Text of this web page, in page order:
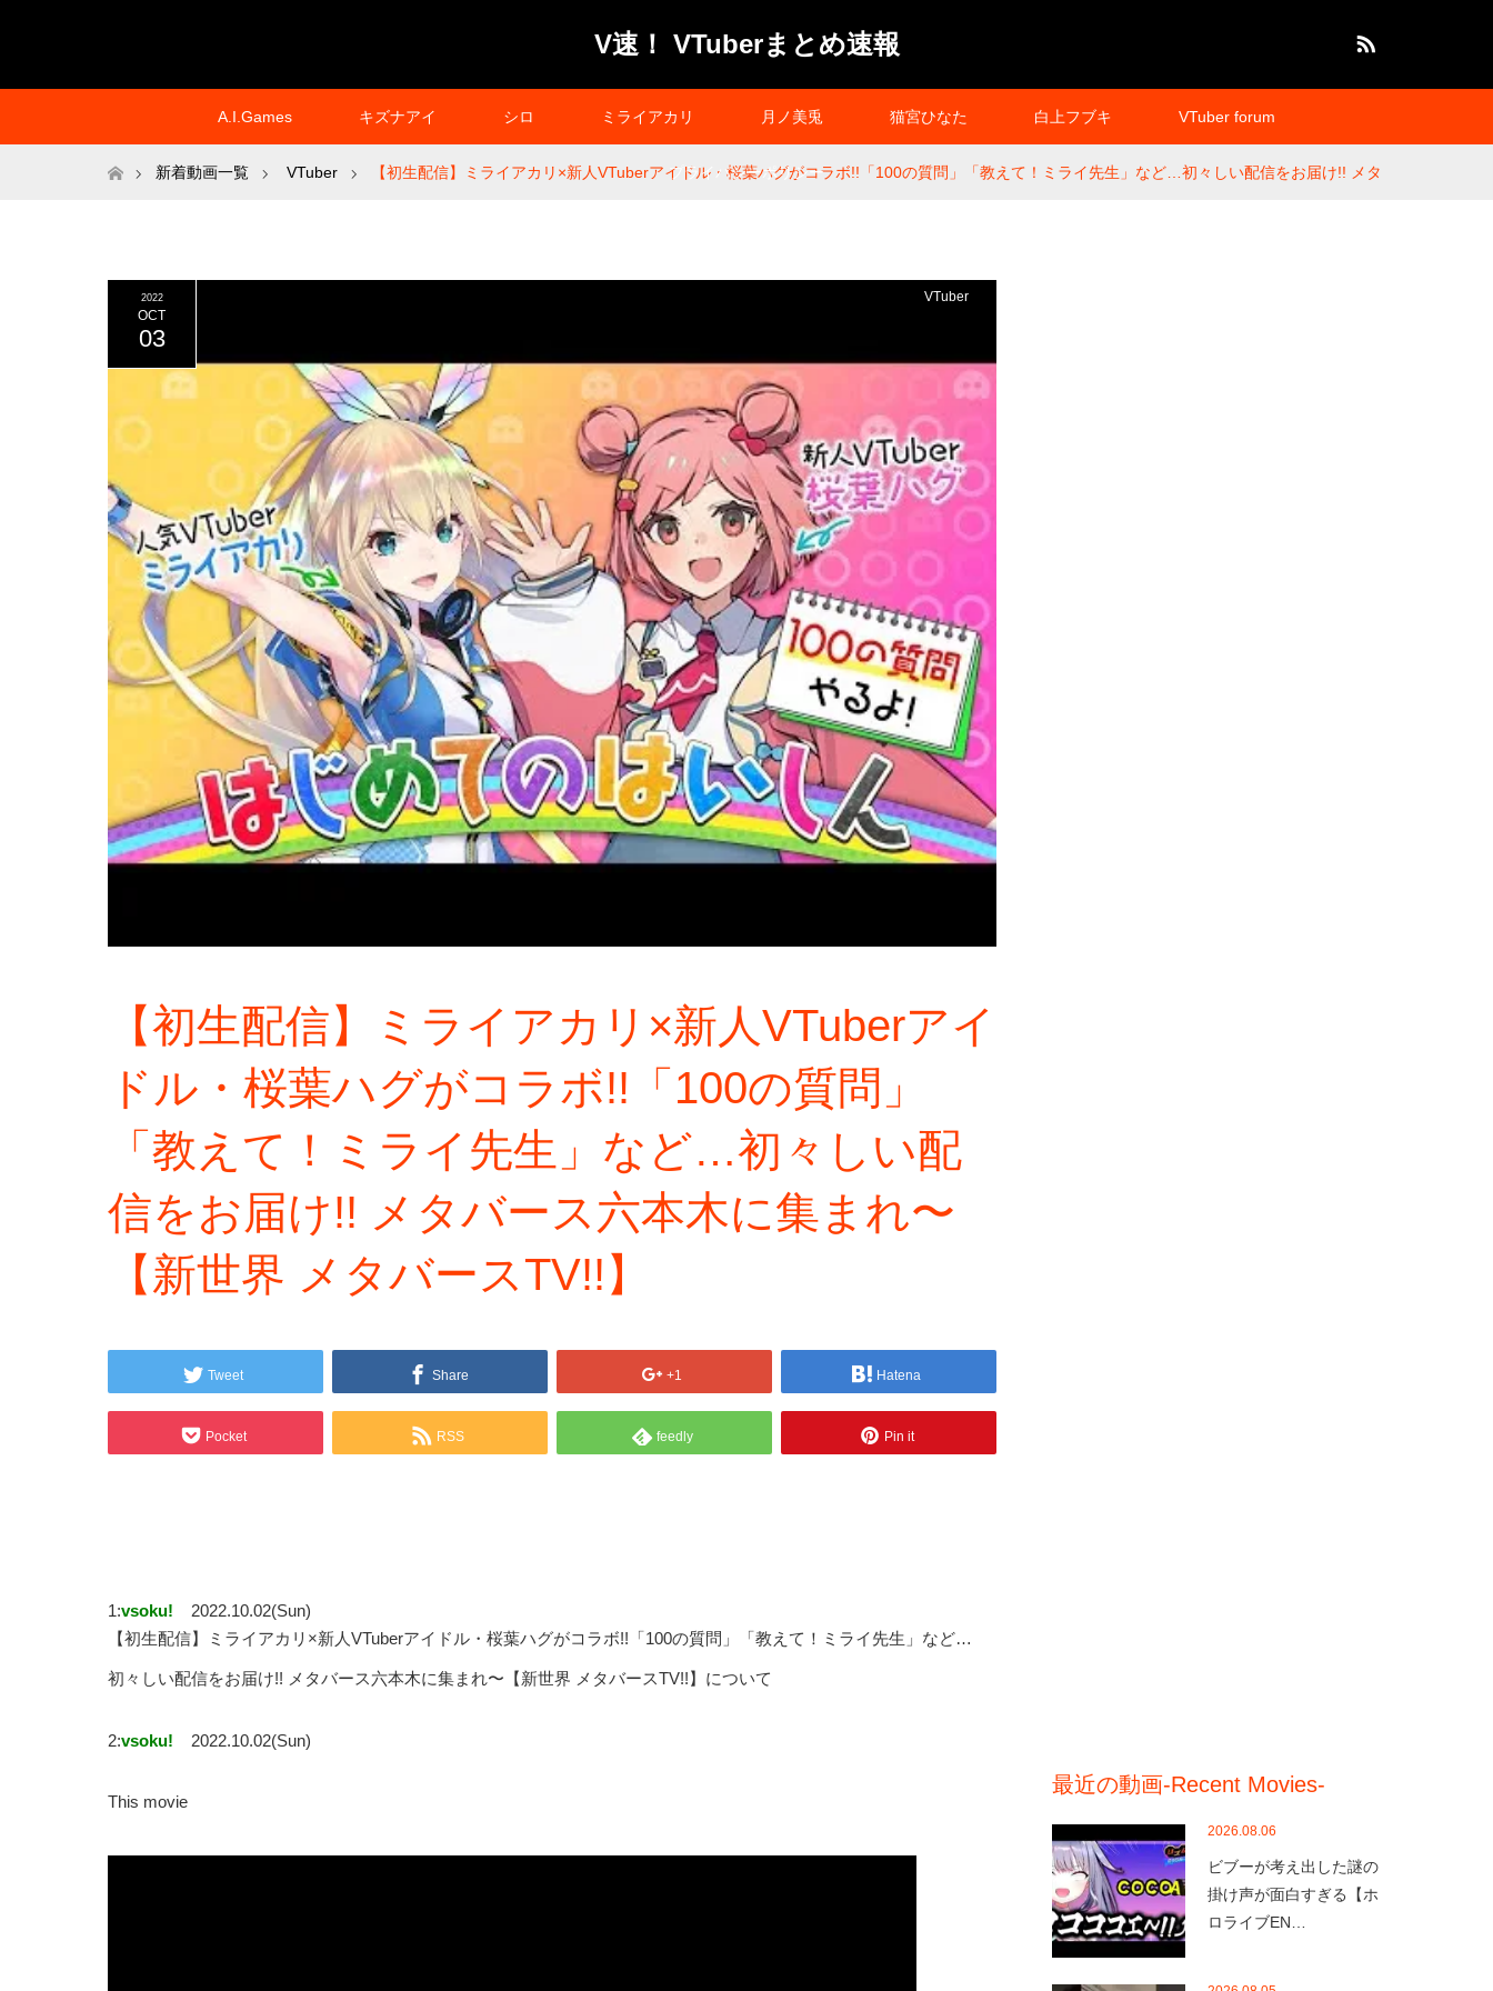
V速！ VTuberまとめ速報
A.I.Games キズナアイ シロ ミライアカリ 月ノ美兎 猫宮ひなた 白上フブキ VTuber forum
プライバシーポリシー
ホーム新着動画一覧 VTuber 【初生配信】ミライアカリ×新人VTuberアイドル・桜葉ハグがコラボ!!「100の質問」「教えて！ミライ先生」など…初々しい配信をお届け!! メタ
2022
OCT
03
VTuber
【初生配信】ミライアカリ×新人VTuberアイ
ドル・桜葉ハグがコラボ!!「100の質問」
「教えて！ミライ先生」など…初々しい配
信をお届け!! メタバース六本木に集まれ〜
【新世界 メタバースTV!!】
Tweet Share +1 Hatena
Pocket RSS feedly Pin it
1:vsoku!
2022.10.02(Sun)
【初生配信】ミライアカリ×新人VTuberアイドル・桜葉ハグがコラボ!!「100の質問」「教えて！ミライ先生」など…
初々しい配信をお届け!! メタバース六本木に集まれ〜【新世界 メタバースTV!!】について
2:vsoku! 2022.10.02(Sun)
This movie
最近の動画-Recent Movies-
2026.08.06
ビブーが考え出した謎の
掛け声が面白すぎる【ホ
ロライブEN…